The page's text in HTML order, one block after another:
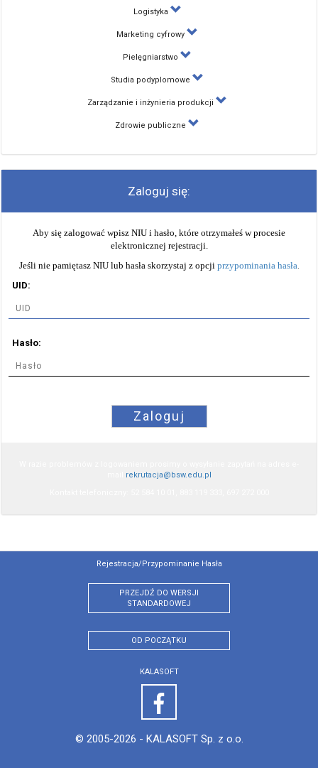
Logistyka
Marketing cyfrowy
Pielęgniarstwo
Studia podyplomowe
Zarządzanie i inżynieria produkcji
Zdrowie publiczne
Zaloguj się:
Aby się zalogować wpisz NIU i hasło, które otrzymałeś w procesie
elektronicznej rejestracji.
Jeśli nie pamiętasz NIU lub hasła skorzystaj z opcji przypominania hasła.
UID:
Hasło:
Zaloguj
rekrutacja@bsw.edu.pl
Rejestracja/przypominanie Hasła
PRZEJDŹ DO WERSJI
STANDARDOWEJ
OD POCZĄTKU
KALASOFT
© 2005-2026 - KALASOFT Sp. z o.o.